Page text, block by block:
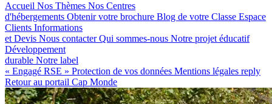
Accueil Nos Thèmes Nos Centres
d'hébergements Obtenir votre brochure Blog de votre Classe Espace
Clients Informations
et Devis Nous contacter Qui sommes-nous Notre projet éducatif
Développement
durable Notre label
« Engagé RSE » Protection de vos données Mentions légales reply
Retour au portail Cap Monde